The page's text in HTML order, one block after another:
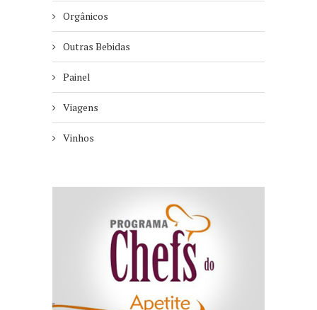
Orgânicos
Outras Bebidas
Painel
Viagens
Vinhos